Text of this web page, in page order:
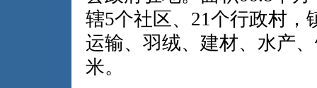
辖5个社区、21个行政村，
运输、羽绒、建材、水产
米。